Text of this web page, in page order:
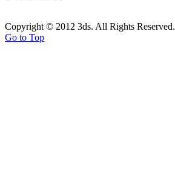
Copyright © 2012 3ds. All Rights Reserved.
Go to Top